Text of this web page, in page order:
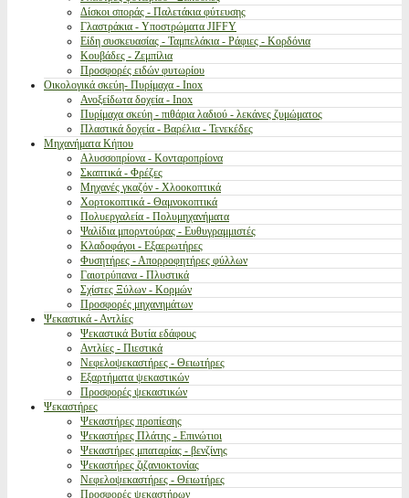
Δίσκοι σποράς - Παλετάκια φύτευσης
Γλαστράκια - Υποστρώματα JIFFY
Είδη συσκευασίας - Ταμπελάκια - Ράφιες - Κορδόνια
Κουβάδες - Ζεμπίλια
Προσφορές ειδών φυτωρίου
Οικολογικά σκεύη- Πυρίμαχα - Inox
Ανοξείδωτα δοχεία - Inox
Πυρίμαχα σκεύη - πιθάρια λαδιού - λεκάνες ζυμώματος
Πλαστικά δοχεία - Βαρέλια - Τενεκέδες
Μηχανήματα Κήπου
Αλυσσοπρίονα - Κονταροπρίονα
Σκαπτικά - Φρέζες
Μηχανές γκαζόν - Χλοοκοπτικά
Χορτοκοπτικά - Θαμνοκοπτικά
Πολυεργαλεία - Πολυμηχανήματα
Ψαλίδια μπορντούρας - Ευθυγραμμιστές
Κλαδοφάγοι - Εξαερωτήρες
Φυσητήρες - Απορροφητήρες φύλλων
Γαιοτρύπανα - Πλυστικά
Σχίστες Ξύλων - Κορμών
Προσφορές μηχανημάτων
Ψεκαστικά - Αντλίες
Ψεκαστικά Βυτία εδάφους
Αντλίες - Πιεστικά
Νεφελοψεκαστήρες - Θειωτήρες
Εξαρτήματα ψεκαστικών
Προσφορές ψεκαστικών
Ψεκαστήρες
Ψεκαστήρες προπίεσης
Ψεκαστήρες Πλάτης - Επινώτιοι
Ψεκαστήρες μπαταρίας - βενζίνης
Ψεκαστήρες ζιζανιοκτονίας
Νεφελοψεκαστήρες - Θειωτήρες
Προσφορές ψεκαστήρων